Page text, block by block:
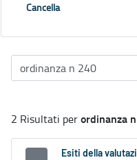
Cancella
2 Risultati perordinanza
Esiti della